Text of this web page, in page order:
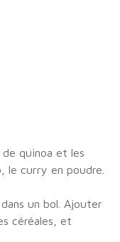
de quinoa et les
le curry en poudre.
un bol. Ajouter
céréales, et